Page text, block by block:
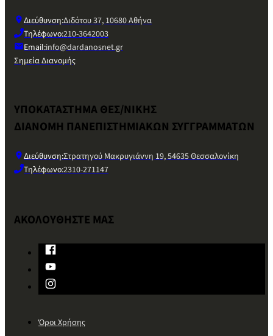
Διεύθυνση:Διδότου 37, 10680 Αθήνα
Τηλέφωνο:210-3642003
Email:info@dardanosnet.gr
Σημεία Διανομής
ΥΠΟΚΑΤΑΣΤΗΜΑ ΘΕΣ/ΝΙΚΗΣ
ΔΙΑΝΟΜΗ ΠΑΝΕΠΙΣΤΗΜΙΑΚΩΝ ΣΥΓΓΡΑΜΜΑΤΩΝ
Διεύθυνση:Στρατηγού Μακρυγιάννη 19, 54635 Θεσσαλονίκη
Τηλέφωνο:2310-271147
ΑΚΟΛΟΥΘΗΣΤΕ ΜΑΣ
Όροι Χρήσης